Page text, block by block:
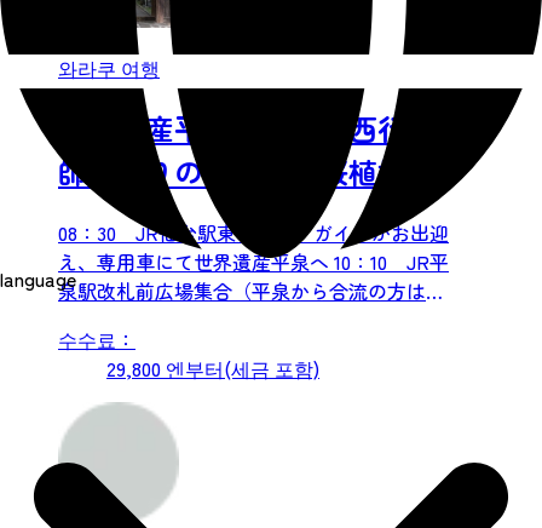
language
와라쿠 여행
世界遺産平泉 蘇れ！西行法
師ゆかりの桜の森・桜植樹体
験で応援！【地元農家女子の
みなさんと手作りお昼ご飯付
き！】＆中尊寺参拝
08：30 JR仙台駅東口集合 ガイドがお出迎
え、専用車にて世界遺産平泉へ 10：10 JR平
泉駅改札前広場集合（平泉から合流の方はこ
センター見学
https://www.hiraizumi-
heritage.pref.iwate.jp/information/ 11：30
鎌倉時代（1140年頃）西行法師が奈良・吉野
の桜に匹敵す...
수수료：
29,800 엔부터(세금 포함)